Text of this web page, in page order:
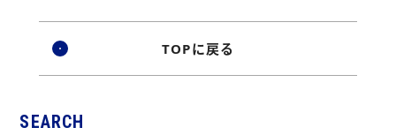
TOPに戻る
SEARCH